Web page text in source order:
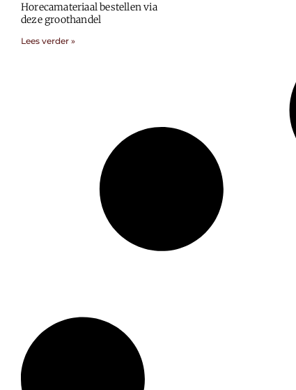
Horecamateriaal bestellen via
deze groothandel
Lees verder »